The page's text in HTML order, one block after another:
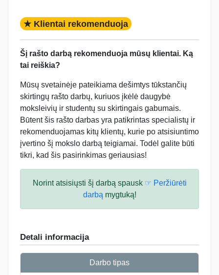
★ Klientai rekomenduoja
Šį rašto darbą rekomenduoja mūsų klientai. Ką
tai reiškia?
Mūsų svetainėje pateikiama dešimtys tūkstančių
skirtingų rašto darbų, kuriuos įkėlė daugybė
moksleivių ir studentų su skirtingais gabumais.
Būtent šis rašto darbas yra patikrintas specialistų ir
rekomenduojamas kitų klientų, kurie po atsisiuntimo
įvertino šį mokslo darbą teigiamai. Todėl galite būti
tikri, kad šis pasirinkimas geriausias!
Norint atsisiųsti šį darbą spausk ☞ Peržiūrėti
darbą mygtuką!
Detali informacija
Darbo tipas